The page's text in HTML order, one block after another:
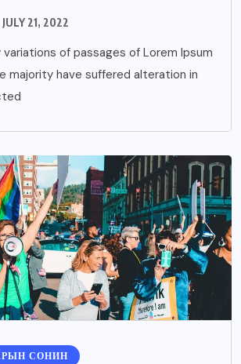
JULY 21, 2022
variations of passages of Lorem Ipsum
majority have suffered alteration in
СОНИН